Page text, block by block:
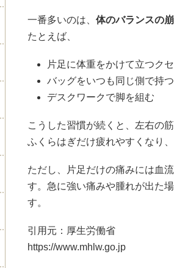
一番多いのは、 体のバランスの
たとえば、
片足に体重をかけて立つクセ
バッグをいつも同じ側で持つ
デスクワークで脚を組む
こうした習慣が続くと、左右の
ふくらはぎだけ疲れやすくなり
ただし、片足だけの痛みには血
す。急に強い痛みや腫れが出た
す。
引用元：厚生労働省
https://www.mhlw.go.jp